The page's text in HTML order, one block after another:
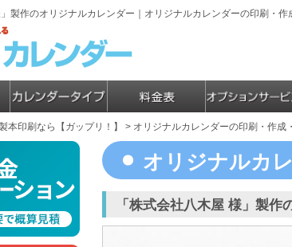
」製作のオリジナルカレンダー｜オリジナルカレンダーの印刷・作
本印刷なら【ガップリ！】 > オリジナルカレンダーの印刷・作成
オリジナルカ
「株式会社八木屋 様」製作